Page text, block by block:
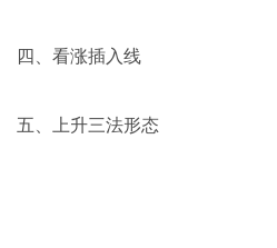
四、看涨插入线
五、上升三法形态